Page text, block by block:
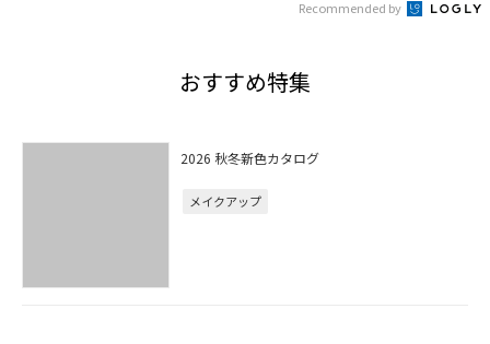
Recommended by
おすすめ特集
2026 秋冬新色カタログ
メイクアップ